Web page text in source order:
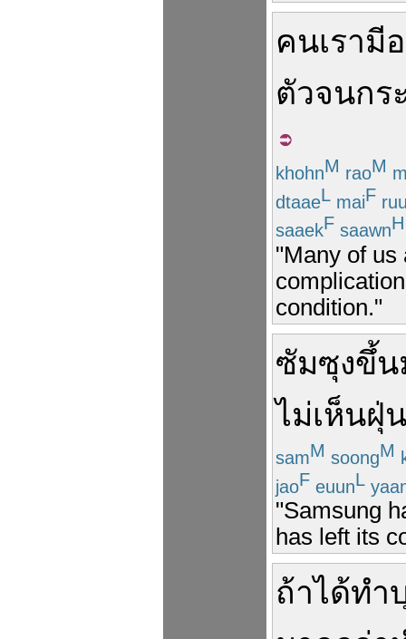
คนเรามี
ตัวจนกร
khohnM raoM
dtaaeL maiF
saaekF saawnH
"Many of us
condition."
ซัมซุงขึ้น
ไม่เห็นฝุ่น
samM soongM
jaoF euunL
"Samsung
has left its
ถ้าได้ทำ